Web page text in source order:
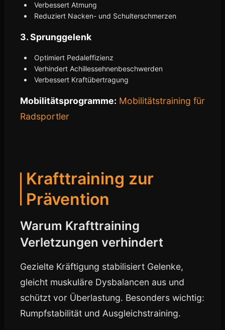
Verbessert Atmung
Reduziert Nacken- und Schulterschmerzen
3. Sprunggelenk
Optimiert Pedaleffizienz
Verhindert Achillessehnenbeschwerden
Verbessert Kraftübertragung
Mobilitätsprogramme: Mobilitätstraining für
Radsportler
Krafttraining zur
Prävention
Warum Krafttraining
Verletzungen verhindert
Gezielte Kräftigung stabilisiert Gelenke,
gleicht muskuläre Dysbalancen aus und
schützt vor Überlastung. Besonders wichtig:
Rumpfstabilität und Ausgleichstraining.